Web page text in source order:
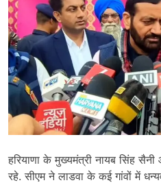
हरियाणा के मुख्यमंत्री नायब सिंह
रहे. सीएम ने लाडवा के कई गांवों में